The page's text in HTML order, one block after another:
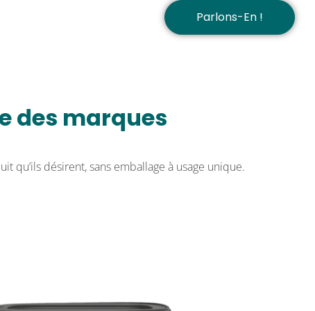
Parlons-En !
marques
des marques
qu’ils désirent, sans emballage à usage unique.